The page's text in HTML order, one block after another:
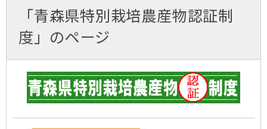
「青森県特別栽培農産物認証制
度」のページ